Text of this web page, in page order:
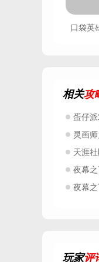
口袋英
相关攻
蛋仔
灵画
天涯
夜幕
夜幕
玩家评